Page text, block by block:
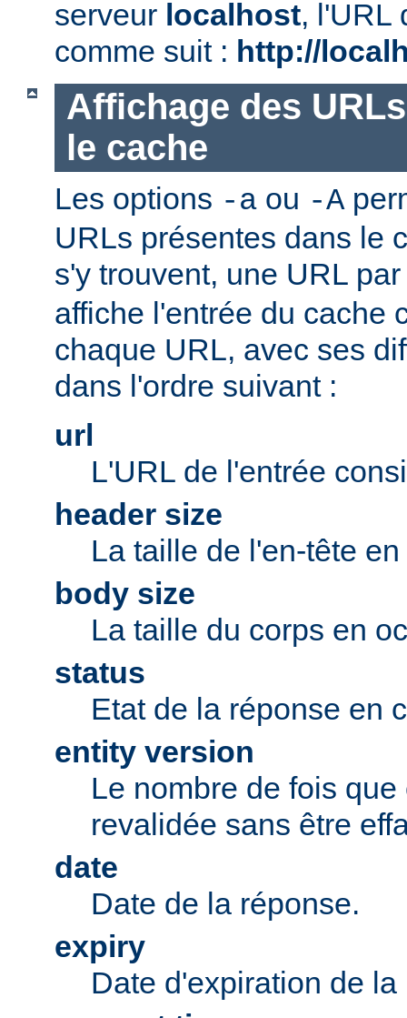
serveur localhost, l'URL
comme suit : http://
Affichage des
le cache
Les options -a ou -A
URLs présentes dans le
s'y trouvent, une URL
affiche l'entrée du cache
chaque URL, avec ses
dans l'ordre suivant :
url
L'URL de l'entrée
header size
La taille de l'en-tête
body size
La taille du corps en
status
Etat de la réponse en
entity version
Le nombre de fois
revalidée sans être
date
Date de la réponse.
expiry
Date d'expiration de la